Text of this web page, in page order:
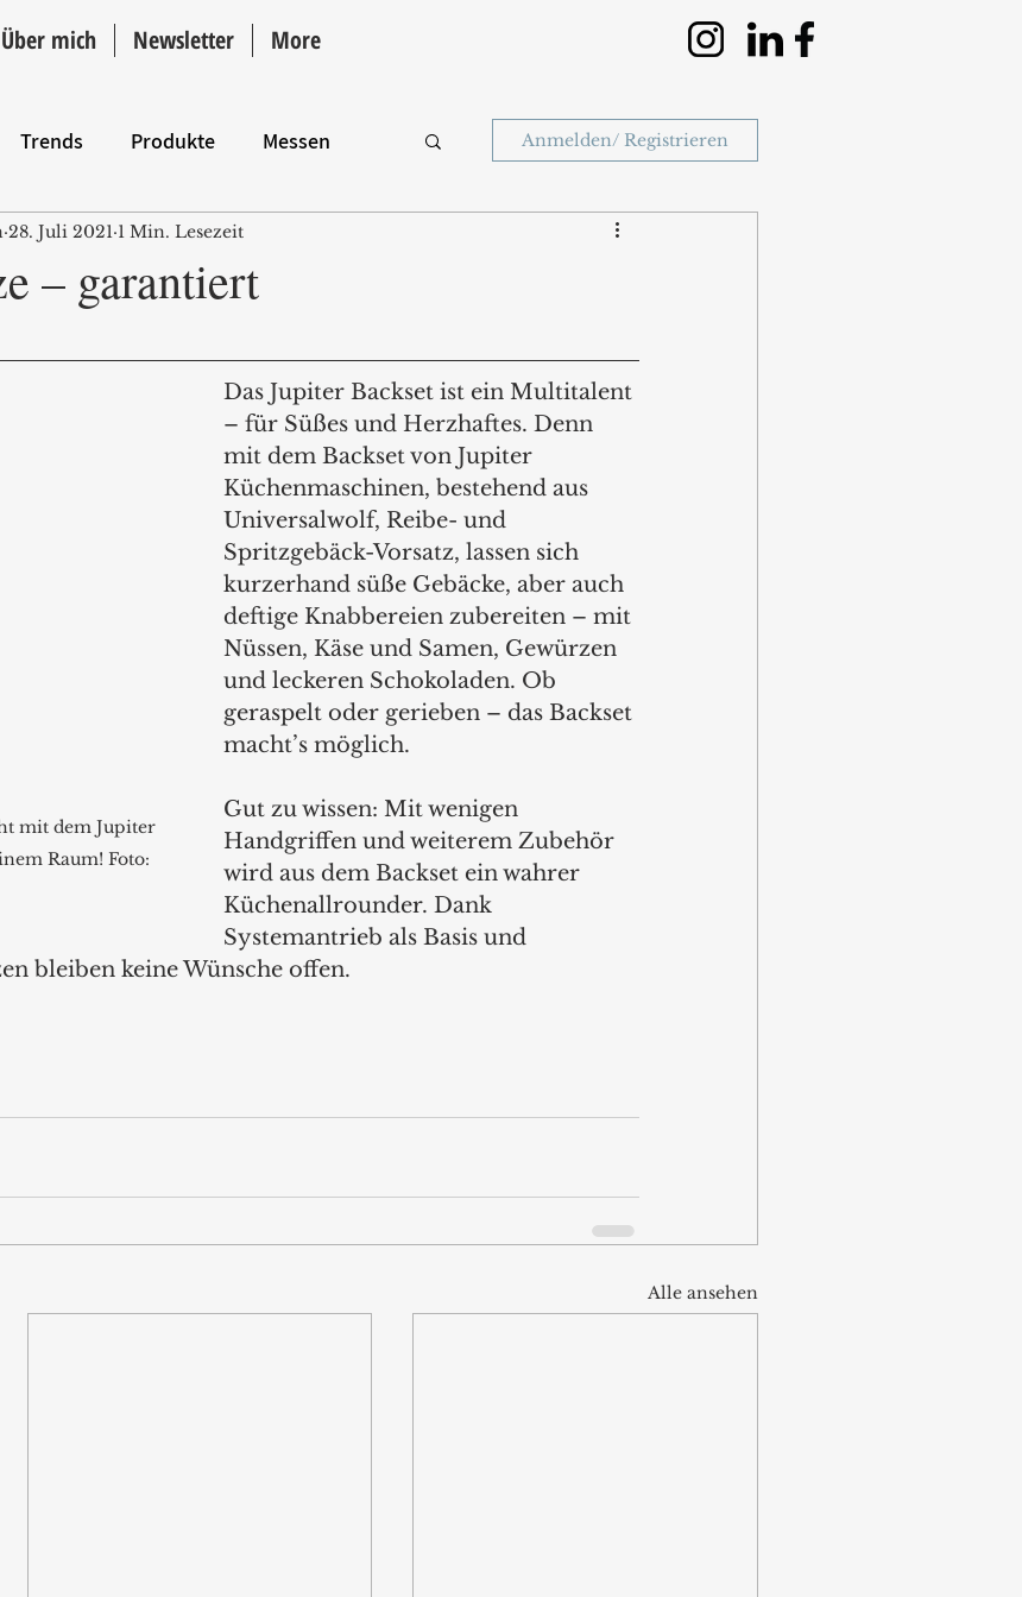
Über mich Newsletter More
Trends Produkte Messen Anmelden/ Registrieren
– garantiert
28. Juli 2021 1 Min. Lesezeit
mit dem Jupiter
Raum! Foto:
Das Jupiter Backset ist ein Multitalent
– für Süßes und Herzhaftes. Denn
mit dem Backset von Jupiter
Küchenmaschinen, bestehend aus
Universalwolf, Reibe- und
Spritzgebäck-Vorsatz, lassen sich
kurzerhand süße Gebäcke, aber auch
deftige Knabbereien zubereiten – mit
Nüssen, Käse und Samen, Gewürzen
und leckeren Schokoladen. Ob
geraspelt oder gerieben – das Backset
macht’s möglich.
Gut zu wissen: Mit wenigen
Handgriffen und weiterem Zubehör
wird aus dem Backset ein wahrer
Küchenallrounder. Dank
Systemantrieb als Basis und
bleiben keine Wünsche offen.
Alle ansehen